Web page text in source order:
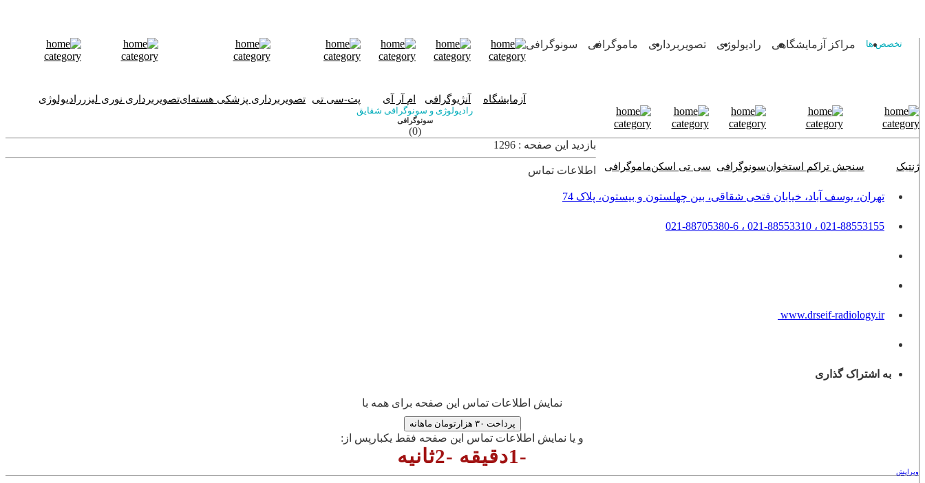
تخصص ها مراکز آزمایشگاهی رادیولوژی تصویربرداری ماموگرافی سونوگرافی
آزمایشگاه آنژیوگرافی ام آر آی پت-سی تی تصویربرداری پزشکی هسته‌ایتصویربرداری نوری لیزر رادیولوژی
ژنتیک سنجش تراکم استخوانسونوگرافی سی تی اسکنماموگرافی
رادیولوژی و سونوگرافی شقایق
سونوگرافی
(0)
بازدید این صفحه : 1296
اطلاعات تماس
تهران، یوسف آباد، خیابان فتحی شقاقی، بین چهلستون و بیستون، پلاک 74
021-88553155 ، 021-88553310 ، 021-88705380-6
www.drseif-radiology.ir
به اشتراک گذاری
نمایش اطلاعات تماس این صفحه برای همه با
پرداخت ۳۰ هزارتومان ماهانه
و یا نمایش اطلاعات تماس این صفحه فقط یکبارپس از:
-1دقیقه -2ثانیه
ویرایش